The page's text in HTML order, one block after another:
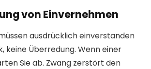
von Einvernehmen
ausdrücklich einverstanden
keine Überredung. Wenn einer
Sie ab. Zwang zerstört den